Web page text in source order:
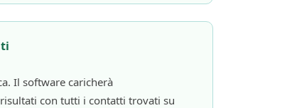
Il software caricherà
con tutti i contatti trovati su